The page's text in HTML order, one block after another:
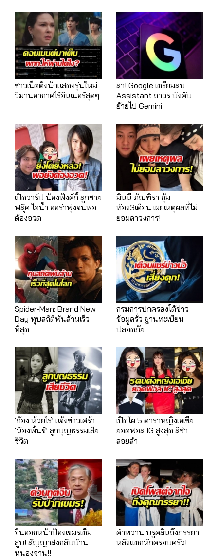
ชาวเน็ตติงนักแสดงรุ่นใหม่
วิมานอากาศไร้อินเนอร์สุดๆ
ลา! Google เตรียมลบ
Assistant ถาวร บังคับ
ย้ายไป Gemini
เปิดวาร์ป น้องฟังค์กี้ ลูกชาย
ฟลุ๊ค ไอน้ำ ออร่าพุ่งจนพ่อ
ต้องอวด
มินนี่ ภัณฑิรา อุ้ม
ท้อง3เดือน เผยเหตุผลที่ไม่
ยอมลาวงการ!
Spider-Man: Brand New
Day ทุบสถิติพันล้านเร็ว
ที่สุด
กรมการปกครองโต้ข่าว
ข้อมูลรั่ว ฐานทะเบียน
ปลอดภัย
‘ก้อง ห้วยไร่’ แจ้งข่าวเศร้า
‘น้องพั้นช์’ ลูกบุญธรรมเสีย
ชีวิต
เปิดโผ 5 ดาราหญิงเอเชีย
ยอดฟอล IG สูงสุด ลิซ่า
ลอยลำ
จีนออกหน้าป้องเขมรเต็ม
สูบ! สัญญาส่งกลับบ้าน
หนองจาน!!
คำหวาน บรูคลินถึงภรรยา
หลังแตกหักครอบครัว!